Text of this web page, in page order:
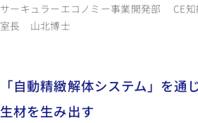
サーキュラーエコノミー事業開発部 CE知
室長 山北博士
「自動精緻解体システム」を通
生材を生み出す